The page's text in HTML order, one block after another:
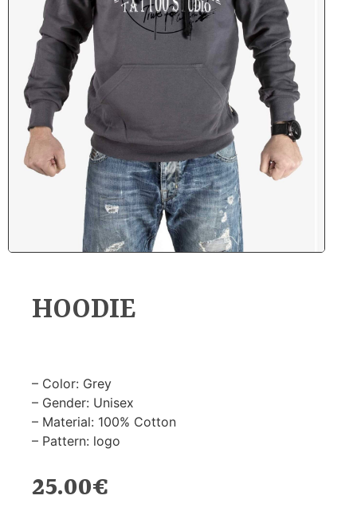
HOODIE
– Color: Grey
– Gender: Unisex
– Material: 100% Cotton
– Pattern: logo
25.00€